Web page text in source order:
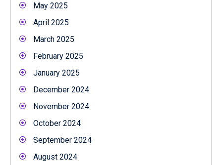
May 2025
April 2025
March 2025
February 2025
January 2025
December 2024
November 2024
October 2024
September 2024
August 2024